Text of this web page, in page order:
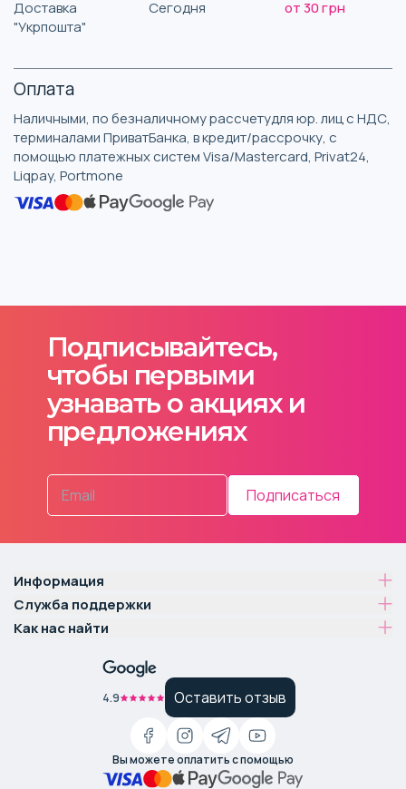
Доставка
"Укрпошта"
Сегодня от 30 грн
Оплата
Наличными, по безналичному рассчетудля юр. лиц с НДС,
терминалами ПриватБанка, в кредит/рассрочку, с
помощью платежных систем Visa/Mastercard, Privat24,
Liqpay, Portmone
Подписывайтесь,
чтобы первыми
узнавать о акциях и
предложениях
Подписаться
Информация
Служба поддержки
Как нас найти
4.9 Оставить отзыв
Вы можете оплатить с помощью